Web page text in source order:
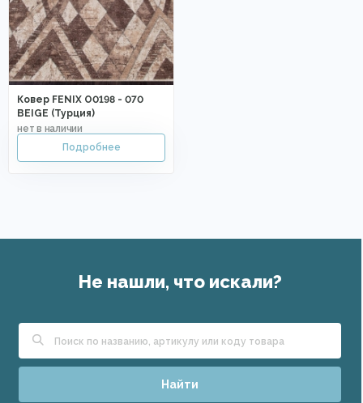
Ковер FENIX O0198 - 070
BEIGE (Турция)
Не нашли, что искали?
Найти